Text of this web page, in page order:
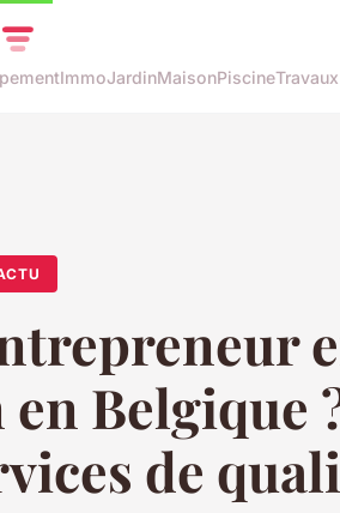
ImmoJardinMaisonPiscineTravaux
Belgique
de